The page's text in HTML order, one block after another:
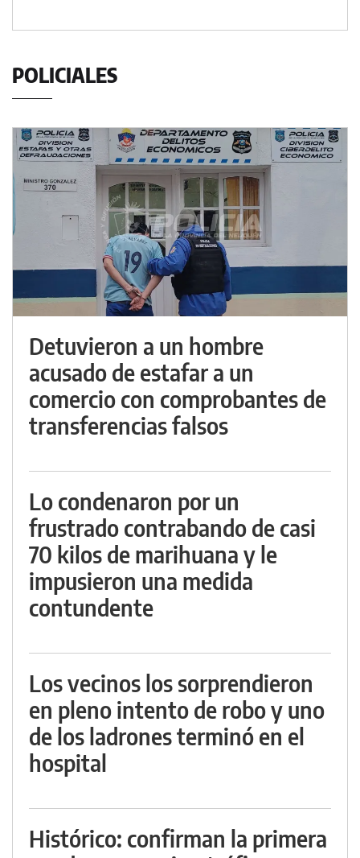
POLICIALES
Detuvieron a un hombre
acusado de estafar a un
comercio con comprobantes de
transferencias falsos
Lo condenaron por un
frustrado contrabando de casi
70 kilos de marihuana y le
impusieron una medida
contundente
Los vecinos los sorprendieron
en pleno intento de robo y uno
de los ladrones terminó en el
hospital
Histórico: confirman la primera